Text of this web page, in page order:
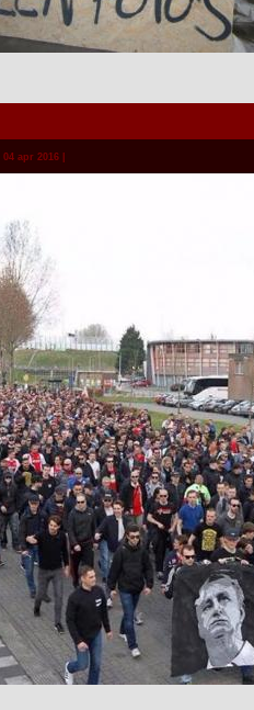
04 apr 2016 |